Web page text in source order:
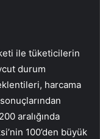
ile tüketicilerin
durum
harcama
aralığında
100’den büyük